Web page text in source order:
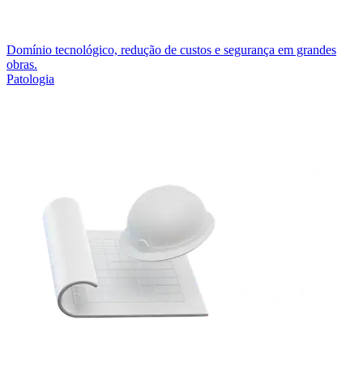
Domínio tecnológico, redução de custos e segurança em grandes
obras.
Patologia